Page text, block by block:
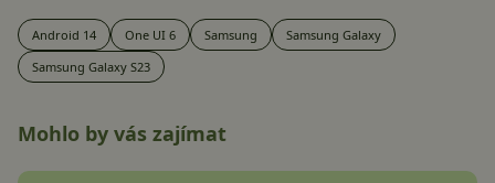
Android 14 One UI 6 Samsung
Samsung Galaxy
Samsung Galaxy S23
Mohlo by vás zajímat